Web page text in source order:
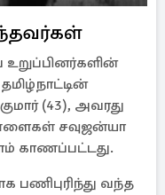
உறுப்பினர்களின்
(43), அவரது
சவுஜன்யா
காணப்பட்டது.
பணிபுரிந்து வந்த